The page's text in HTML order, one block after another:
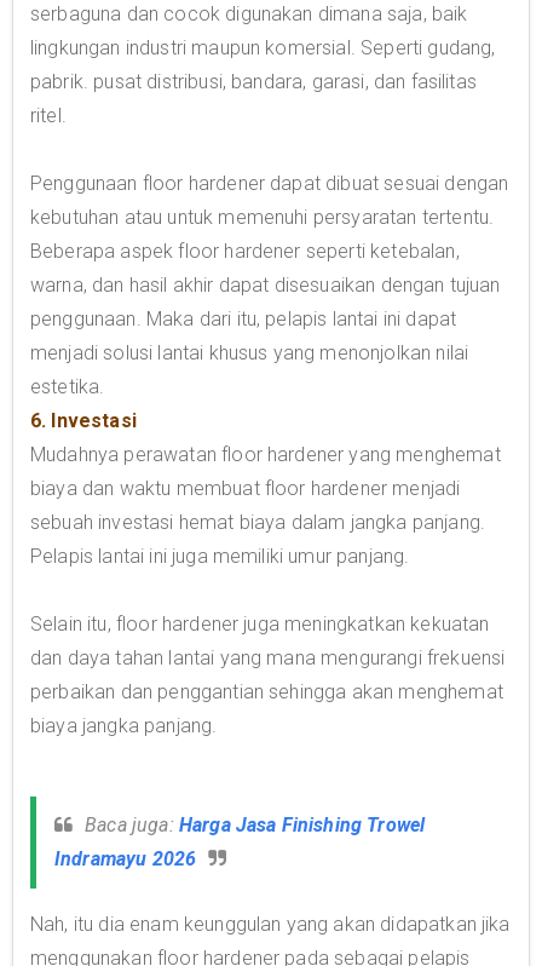
serbaguna dan cocok digunakan dimana saja, baik
lingkungan industri maupun komersial. Seperti gudang,
pabrik. pusat distribusi, bandara, garasi, dan fasilitas
ritel.
Penggunaan floor hardener dapat dibuat sesuai dengan
kebutuhan atau untuk memenuhi persyaratan tertentu.
Beberapa aspek floor hardener seperti ketebalan,
warna, dan hasil akhir dapat disesuaikan dengan tujuan
penggunaan. Maka dari itu, pelapis lantai ini dapat
menjadi solusi lantai khusus yang menonjolkan nilai
estetika.
6. Investasi
Mudahnya perawatan floor hardener yang menghemat
biaya dan waktu membuat floor hardener menjadi
sebuah investasi hemat biaya dalam jangka panjang.
Pelapis lantai ini juga memiliki umur panjang.
Selain itu, floor hardener juga meningkatkan kekuatan
dan daya tahan lantai yang mana mengurangi frekuensi
perbaikan dan penggantian sehingga akan menghemat
biaya jangka panjang.
Baca juga: Harga Jasa Finishing Trowel
Indramayu 2026
Nah, itu dia enam keunggulan yang akan didapatkan jika
menggunakan floor hardener pada sebagai pelapis